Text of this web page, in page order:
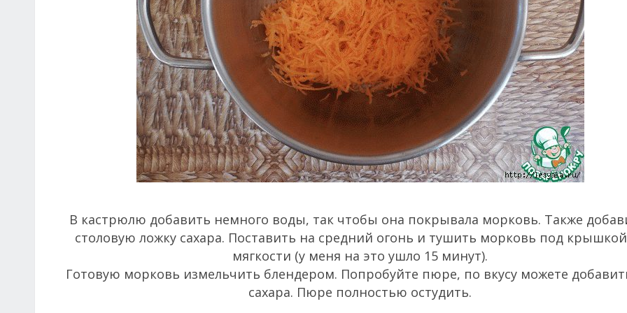
В кастрюлю добавить немного воды, так чтобы она покрывала морковь. Также
столовую ложку сахара. Поставить на средний огонь и тушить морковь под
мягкости (у меня на это ушло 15 минут).
Готовую морковь измельчить блендером. Попробуйте пюре, по вкусу можете
сахара. Пюре полностью остудить.